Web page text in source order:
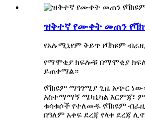
ዝቅተኛ የሙቀት መጠን
የአሉሚኒየም ቅይጥ የቫክዩም
የማሞቂያ ክፍሎቹ በማሞቂያ
ይጠቀማል።
የቫክዩም ማገገሚያ ጊዜ አጭር
አስተማማኝ ሜካኒካል እርምጃ፣
ቁሳቁሶች የተለመዱ የቫክዩም
በዓለም አቀፍ ደረጃ የላቀ ደረጃ